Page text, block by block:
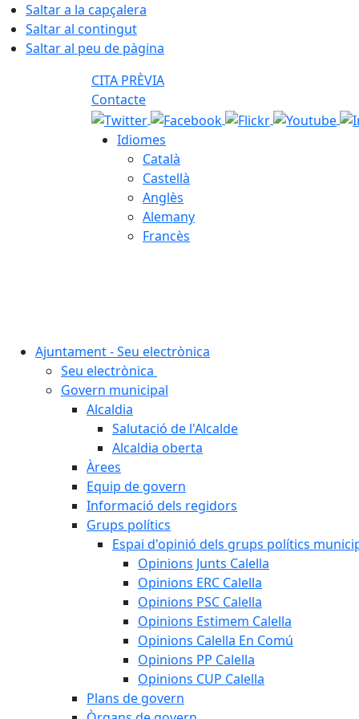
Saltar a la capçalera
Saltar al contingut
Saltar al peu de pàgina
CITA PRÈVIA
Contacte
Idiomes
Català
Castellà
Anglès
Alemany
Francès
Ajuntament - Seu electrònica
Seu electrònica
Govern municipal
Alcaldia
Salutació de l'Alcalde
Alcaldia oberta
Àrees
Equip de govern
Informació dels regidors
Grups polítics
Espai d'opinió dels grups polítics
Opinions Junts Calella
Opinions ERC Calella
Opinions PSC Calella
Opinions Estimem Calella
Opinions Calella En Comú
Opinions PP Calella
Opinions CUP Calella
Plans de govern